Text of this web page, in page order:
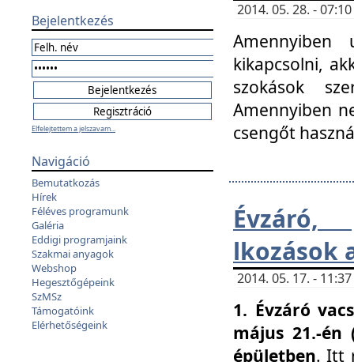
Bejelentkezés
Elfelejtettem a jelszavam...
Navigáció
Bemutatkozás
Hírek
Féléves programunk
Galéria
Eddigi programjaink
Szakmai anyagok
Webshop
Hegesztőgépeink
SzMSz
Támogatóink
Elérhetőségeink
2014. 05. 28. -
kikapcsolni,
szokások
Amennyiben
csengőt
Évzáró,
lkozások
2014. 05. 17. -
1. Évzáró
május 21.-én
épületben. Itt